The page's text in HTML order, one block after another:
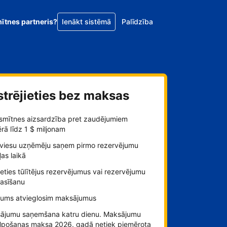
partneris? Ienākt sistēmā Palīdzība
bez maksas
aizsardzība pret zaudējumiem
līdz 1 $ miljonam
uzņēmēju saņem pirmo rezervējumu
laikā
tūlītējus rezervējumus vai rezervējumu
atvieglosim maksājumus
saņemšana katru dienu. Maksājumu
maksa 2026. gadā netiek piemērota